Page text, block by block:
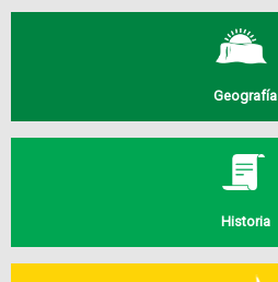
Geografía
Historia